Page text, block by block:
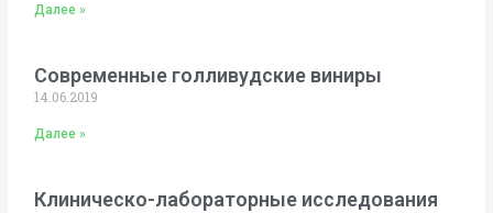
Далее »
Современные голливудские виниры
14.06.2019
Далее »
Клиническо-лабораторные исследования